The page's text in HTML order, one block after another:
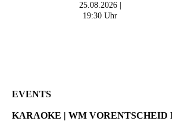
25.08.2026 |
19:30 Uhr
EVENTS
KARAOKE | WM VORENTSCHEID